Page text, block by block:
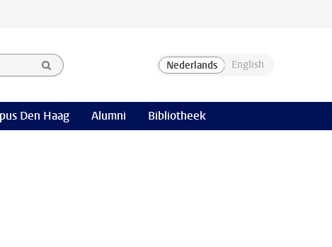
Den Haag Alumni Bibliotheek